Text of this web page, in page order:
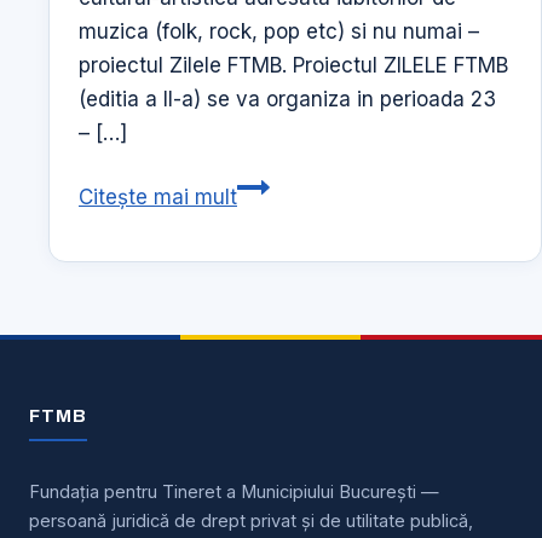
muzica (folk, rock, pop etc) si nu numai –
proiectul Zilele FTMB. Proiectul ZILELE FTMB
(editia a II-a) se va organiza in perioada 23
– […]
Citește mai multArticol
FTMB
Fundația pentru Tineret a Municipiului București —
persoană juridică de drept privat și de utilitate publică,